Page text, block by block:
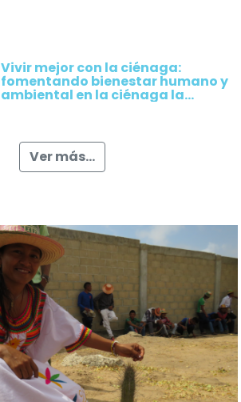
Vivir mejor con la ciénaga:
fomentando bienestar humano y
ambiental en la ciénaga la
Ver más...